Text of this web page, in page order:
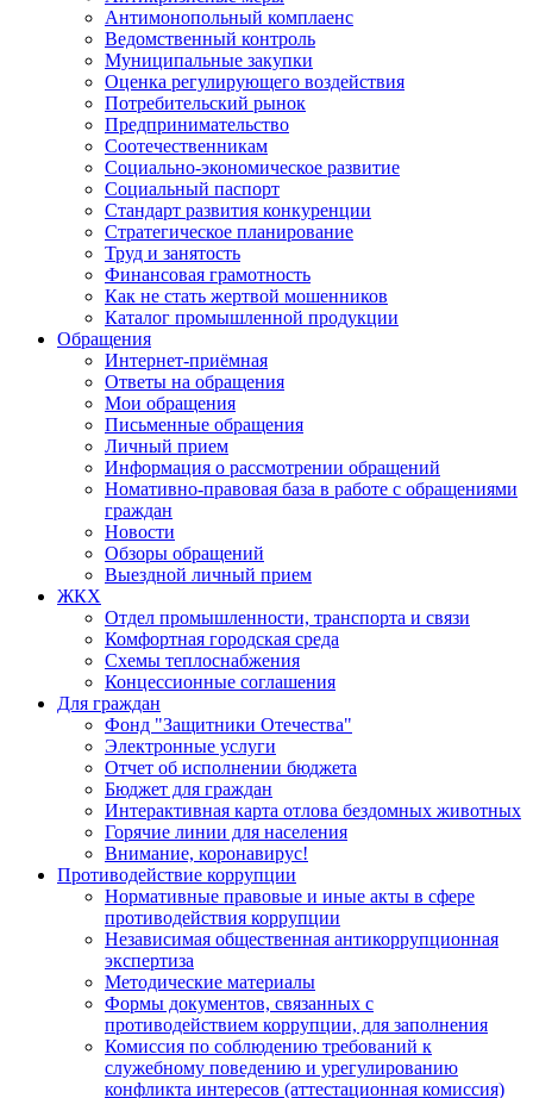
Антимонопольный комплаенс
Ведомственный контроль
Муниципальные закупки
Оценка регулирующего воздействия
Потребительский рынок
Предпринимательство
Соотечественникам
Социально-экономическое развитие
Социальный паспорт
Стандарт развития конкуренции
Стратегическое планирование
Труд и занятость
Финансовая грамотность
Как не стать жертвой мошенников
Каталог промышленной продукции
Обращения
Интернет-приёмная
Ответы на обращения
Мои обращения
Письменные обращения
Личный прием
Информация о рассмотрении обращений
Номативно-правовая база в работе с обращениями
граждан
Новости
Обзоры обращений
Выездной личный прием
ЖКХ
Отдел промышленности, транспорта и связи
Комфортная городская среда
Схемы теплоснабжения
Концессионные соглашения
Для граждан
Фонд "Защитники Отечества"
Электронные услуги
Отчет об исполнении бюджета
Бюджет для граждан
Интерактивная карта отлова бездомных животных
Горячие линии для населения
Внимание, коронавирус!
Противодействие коррупции
Нормативные правовые и иные акты в сфере
противодействия коррупции
Независимая общественная антикоррупционная
экспертиза
Методические материалы
Формы документов, связанных с
противодействием коррупции, для заполнения
Комиссия по соблюдению требований к
служебному поведению и урегулированию
конфликта интересов (аттестационная комиссия)